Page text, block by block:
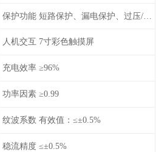
保护功能 短路保护、漏电保护、过压/欠压保护、过流保护、过温保护、蓄电池反接保护、过充保护
人机交互 7寸彩色触摸屏
充电效率 ≥96%
功率因素 ≥0.99
纹波系数 有效值：≤±0.5%
稳流精度 ≤±0.5%